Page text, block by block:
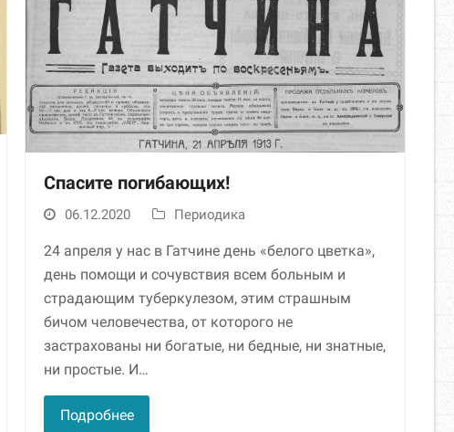
Спасите погибающих!
06.12.2020 Периодика
24 апреля у нас в Гатчине день «белого цветка»,
день помощи и сочувствия всем больным и
страдающим туберкулезом, этим страшным
бичом человечества, от которого не
застрахованы ни богатые, ни бедные, ни знатные,
ни простые. И…
Подробнее